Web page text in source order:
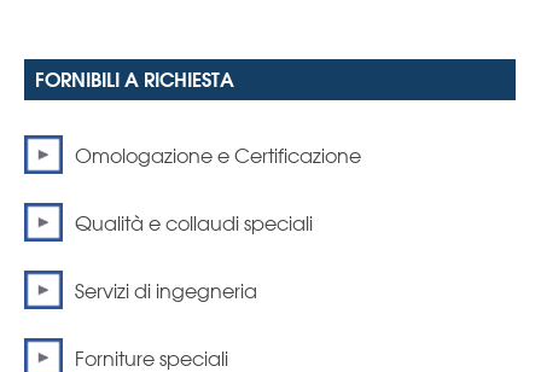
FORNIBILI A RICHIESTA
Omologazione e Certificazione
Qualità e collaudi speciali
Servizi di ingegneria
Forniture speciali